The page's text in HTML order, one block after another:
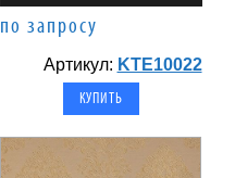
по запросу
Артикул: KTE10022